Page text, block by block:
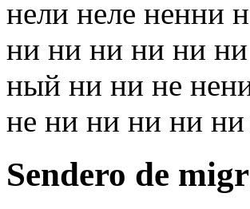
нели неле ненни
ни ни ни ни ни
ный ни ни не
не ни ни ни ни
Sendero de